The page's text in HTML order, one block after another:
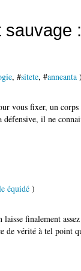
, #sitete, #anneanta )
vous fixer, un
il ne
équidé )
finalement
de vérité à tel point